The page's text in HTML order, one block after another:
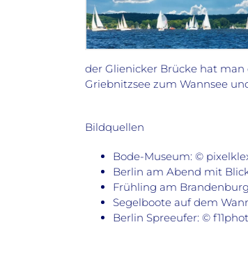
der Glienicker Brücke hat
Griebnitzsee zum Wannsee
Bildquellen
Bode-Museum: ©
Berlin am Abend mit
Frühling am
Segelboote auf dem
Berlin Spreeufer: ©